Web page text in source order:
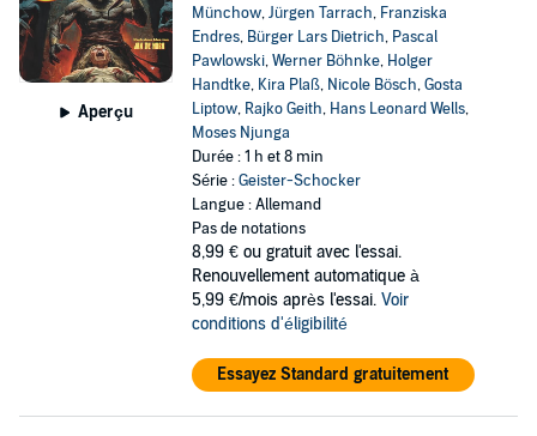
Aperçu
Münchow,Jürgen Tarrach, Franziska
Endres, Bürger Lars Dietrich, Pascal
Pawlowski,Werner Böhnke, Holger
Handtke, Kira Plaß, Nicole Bösch,Gosta
Liptow, Rajko Geith, Hans Leonard Wells,
Moses Njunga
Durée : 1 h et 8 min
Série :Geister-Schocker
Langue : Allemand
Pas de notations
8,99 € ou gratuit avec l'essai.
Renouvellement automatique à
5,99 €/mois après l'essai. Voir
conditions d'éligibilité
Essayez Standard gratuitement